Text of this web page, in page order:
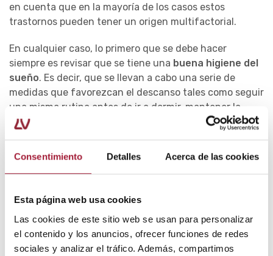
Consentimiento Detalles Acerca de las cookies
Esta página web usa cookies
Las cookies de este sitio web se usan para personalizar
el contenido y los anuncios, ofrecer funciones de redes
sociales y analizar el tráfico. Además, compartimos
en cuenta que en la mayoría de los casos estos
trastornos pueden tener un origen multifactorial.
En cualquier caso, lo primero que se debe hacer
siempre es revisar que se tiene una buena higiene del
sueño. Es decir, que se llevan a cabo una serie de
medidas que favorezcan el descanso tales como seguir
una misma rutina antes de ir a dormir, mantener la
habitación a una temperatura ambiental adecuada,
cola, etc.) a partir de la tarde y acostarse y levantarse
respiración profunda también pueden ser de ayuda.
Paralelamente, la melatonina y el zinc son sustancias a
tener en cuenta a la hora de abordar la problemática de